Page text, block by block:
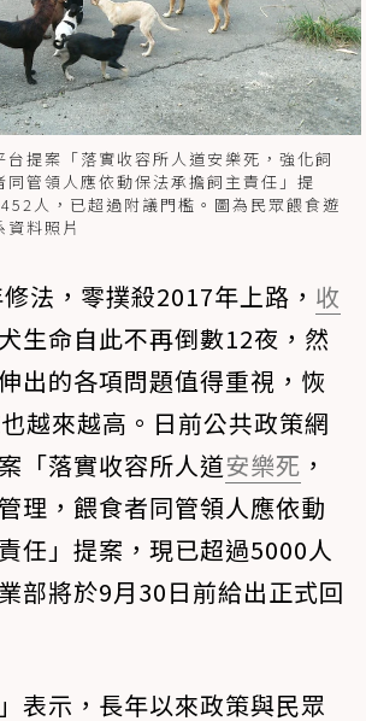
提案「落實收容所人道安樂死，強化飼
同管領人應依動保法承擔飼主責任」提
人，已超過附議門檻。圖為民眾餵食遊
料照片
法，零撲殺2017年上路， 收
生命自此不再倒數12夜，然
出的各項問題值得重視，恢
越來越高。日前公共政策網
「落實收容所人道安樂死 ，
理，餵食者同管領人應依動
任」提案，現已超過5000人
部將於9月30日前給出正式回
表示，長年以來政策與民眾